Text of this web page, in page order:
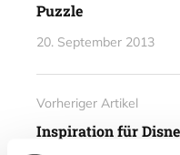
Puzzle
20. September 2013
Vorheriger Artikel
Inspiration für